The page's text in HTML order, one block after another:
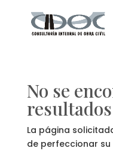
No se
resultados
La página
de perfeccionar